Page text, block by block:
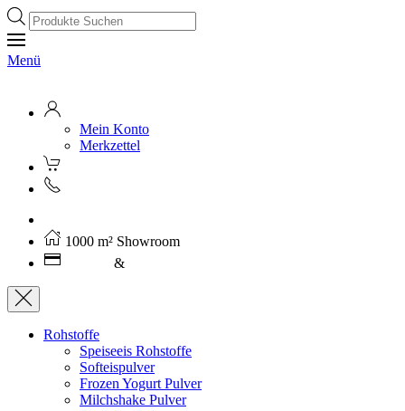
Products
search
Menü
Mein Konto
Merkzettel
1000 m² Showroom
&
Rohstoffe
Speiseeis Rohstoffe
Softeispulver
Frozen Yogurt Pulver
Milchshake Pulver